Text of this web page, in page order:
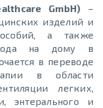
GmbH) –
изделий и
а также
на дому в
в переводе
в области
легких,
энтерального и